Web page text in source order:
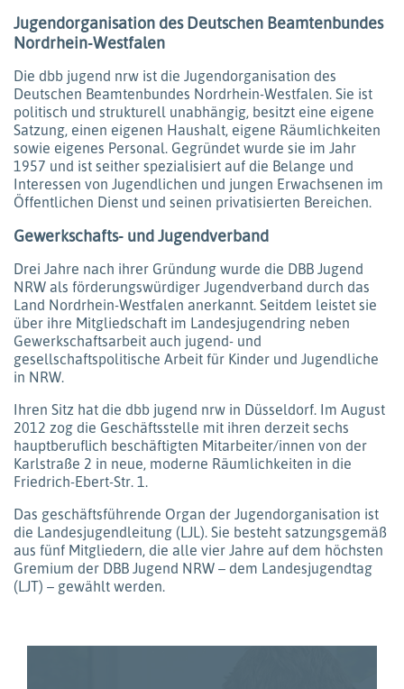
Jugendorganisation des Deutschen Beamtenbundes
Nordrhein-Westfalen
Die dbb jugend nrw ist die Jugendorganisation des
Deutschen Beamtenbundes Nordrhein-Westfalen. Sie ist
politisch und strukturell unabhängig, besitzt eine eigene
Satzung, einen eigenen Haushalt, eigene Räumlichkeiten
sowie eigenes Personal. Gegründet wurde sie im Jahr
1957 und ist seither spezialisiert auf die Belange und
Interessen von Jugendlichen und jungen Erwachsenen im
Öffentlichen Dienst und seinen privatisierten Bereichen.
Gewerkschafts- und Jugendverband
Drei Jahre nach ihrer Gründung wurde die DBB Jugend
NRW als förderungswürdiger Jugendverband durch das
Land Nordrhein-Westfalen anerkannt. Seitdem leistet sie
über ihre Mitgliedschaft im Landesjugendring neben
Gewerkschaftsarbeit auch jugend- und
gesellschaftspolitische Arbeit für Kinder und Jugendliche
in NRW.
Ihren Sitz hat die dbb jugend nrw in Düsseldorf. Im August
2012 zog die Geschäftsstelle mit ihren derzeit sechs
hauptberuflich beschäftigten Mitarbeiter/innen von der
Karlstraße 2 in neue, moderne Räumlichkeiten in die
Friedrich-Ebert-Str. 1.
Das geschäftsführende Organ der Jugendorganisation ist
die Landesjugendleitung (LJL). Sie besteht satzungsgemäß
aus fünf Mitgliedern, die alle vier Jahre auf dem höchsten
Gremium der DBB Jugend NRW – dem Landesjugendtag
(LJT) – gewählt werden.